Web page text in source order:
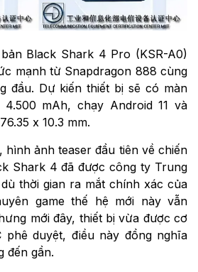
Black Shark 4 Pro (KSR-A0)
mạnh từ Snapdragon 888 cùng
đầu. Dự kiến thiết bị sẽ có màn
mAh, chạy Android 11 và
x 10.3 mm.
hình ảnh teaser đầu tiên về chiến
Shark 4 đã được công ty Trung
thời gian ra mắt chính xác của
game thế hệ mới này vẫn
mới đây, thiết bị vừa được cơ
phê duyệt, điều này đồng nghĩa
đến gần.